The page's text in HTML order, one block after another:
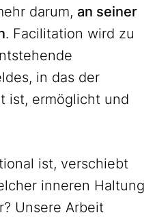
darum, an seiner
. Facilitation wird zu
in das der
ist, ermöglicht und
ist, verschiebt
inneren Haltung
Unsere Arbeit